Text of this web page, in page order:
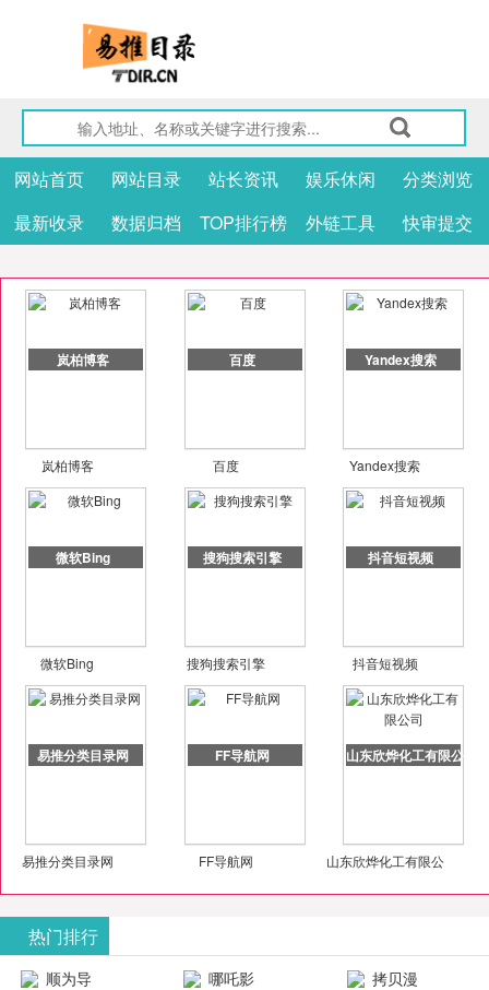
网站首页 网站目录 站长资讯 娱乐休闲
分类浏览
最新收录
数据归档 TOP排行榜 外链工具 快审提交
岚柏博客
岚柏博客
百度
百度
Yandex搜索
Yandex搜索
微软Bing
微软Bing
搜狗搜索引擎
搜狗搜索引擎
抖音短视频
抖音短视频
易推分类目录网
易推分类目录网
FF导航网
FF导航网
山东欣烨化工有限公司
山东欣烨化工有限公
热门排行
顺为导
哪吒影
拷贝漫